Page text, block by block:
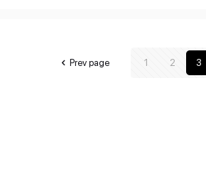
Prev page 1 2 3